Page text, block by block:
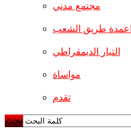
مجتمع مدني
اعمدة طريق الشعب
التيار الديمقراطي
مواساة
تقدم
بحث